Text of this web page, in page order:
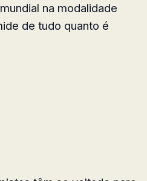
na modalidade
de tudo quanto é